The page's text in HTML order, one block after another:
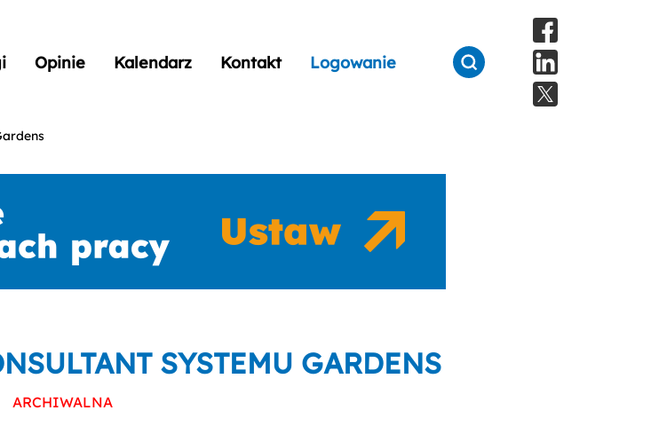
Opinie Kalendarz Kontakt Logowanie
SYSTEMU GARDENS
ARCHIWALNA